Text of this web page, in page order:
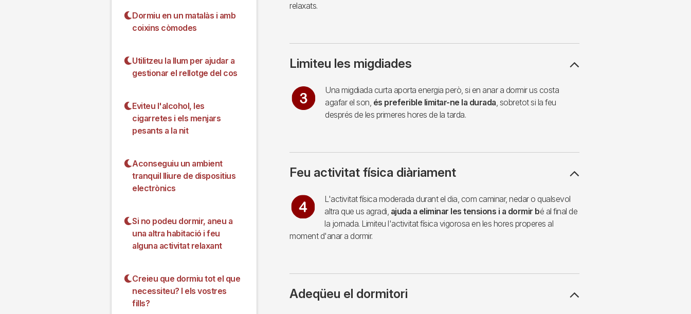
Dormiu en un matalàs i amb
coixins còmodes
Utilitzeu la llum per ajudar a
gestionar el rellotge del cos
Eviteu l'alcohol, les
cigarretes i els menjars
pesants a la nit
Aconseguiu un ambient
tranquil lliure de dispositius
electrònics
Si no podeu dormir, aneu a
una altra habitació i feu
alguna activitat relaxant
Creieu que dormiu tot el que
necessiteu? I els vostres
fills?
relaxats.
Limiteu les migdiades
Imagen
Una migdiada curta aporta energia però, si en anar a dormir us costa
agafar el son, és preferible limitar-ne la durada, sobretot si la feu
després de les primeres hores de la tarda.
Feu activitat física diàriament
Imagen
L'activitat física moderada durant el dia, com caminar, nedar o qualsevol
altra que us agradi, ajuda a eliminar les tensions i a dormir bé al final de
la jornada. Limiteu l'activitat física vigorosa en les hores properes al
moment d'anar a dormir.
Adeqüeu el dormitori